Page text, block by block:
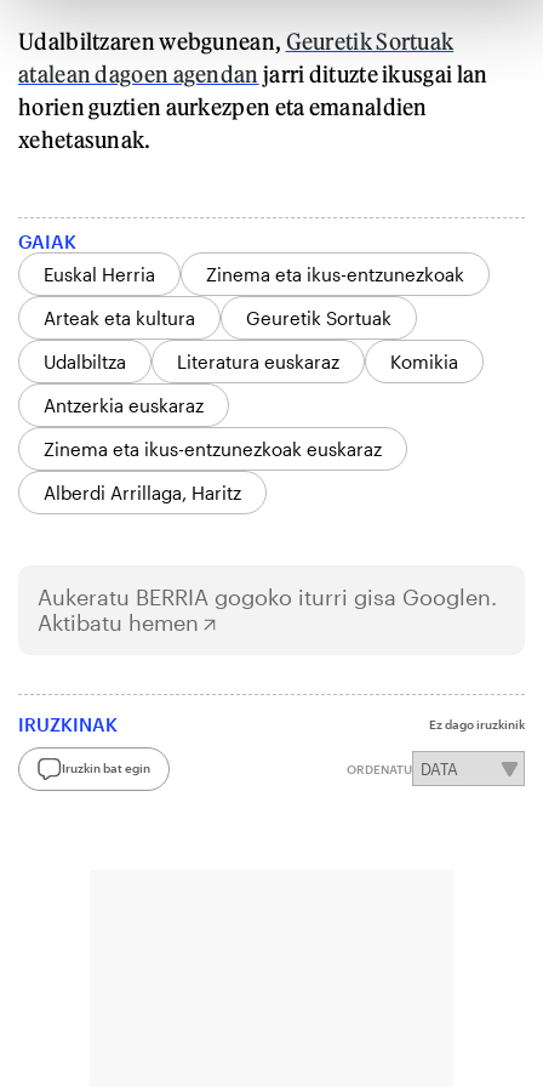
Udalbiltzaren webgunean, Geuretik Sortuak
atalean dagoen agendan jarri dituzte ikusgai lan
horien guztien aurkezpen eta emanaldien
xehetasunak.
GAIAK
Euskal Herria
Zinema eta ikus-entzunezkoak
Arteak eta kultura
Geuretik Sortuak
Udalbiltza
Literatura euskaraz
Komikia
Antzerkia euskaraz
Zinema eta ikus-entzunezkoak euskaraz
Alberdi Arrillaga, Haritz
Aukeratu BERRIA gogoko iturri gisa Googlen.
Aktibatu hemen
IRUZKINAK Ez dago iruzkinik
Iruzkin bat egin ORDENATU